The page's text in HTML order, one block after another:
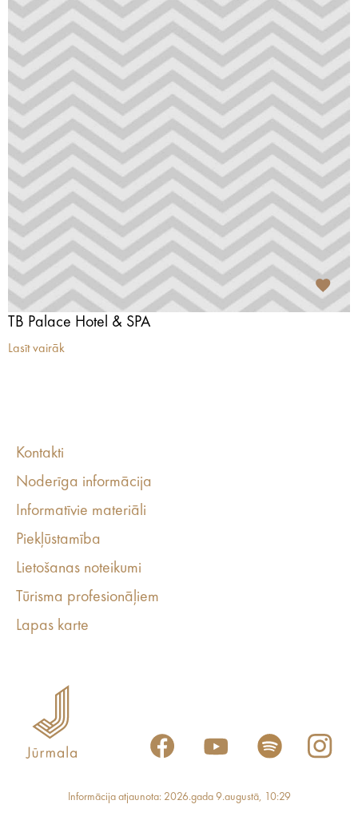
TB Palace Hotel & SPA
Lasīt vairāk
Kontakti
Noderīga informācija
Informatīvie materiāli
Piekļūstamība
Lietošanas noteikumi
Tūrisma profesionāļiem
Lapas karte
Informācija atjaunota: 2026.gada 9.augustā, 10:29